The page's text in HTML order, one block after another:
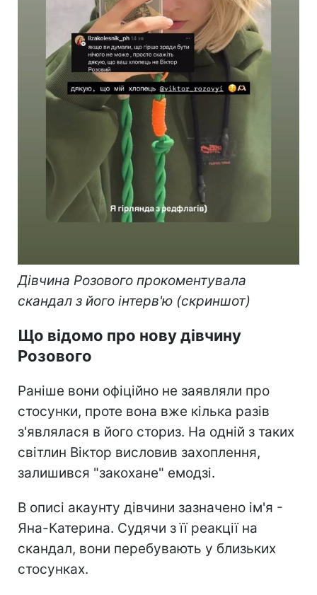
Дівчина Розового прокоментувала
скандал з його інтерв'ю (скриншот)
Що відомо про нову дівчину
Розового
Раніше вони офіційно не заявляли про
стосунки, проте вона вже кілька разів
з'являлася в його сториз. На одній з таких
світлин Віктор висловив захоплення,
залишився "закохане" емодзі.
В описі акаунту дівчини зазначено ім'я -
Яна-Катерина. Судячи з її реакції на
скандал, вони перебувають у близьких
стосунках.